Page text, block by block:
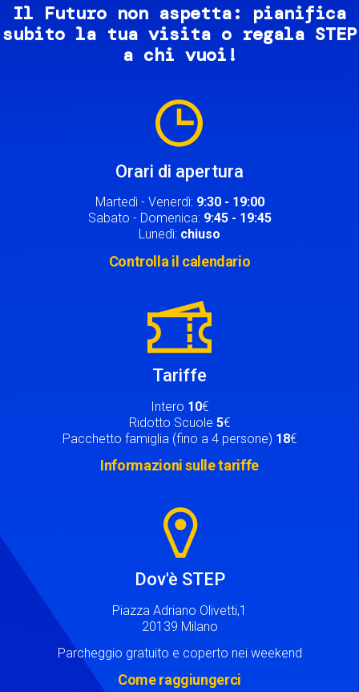
Il Futuro non aspetta: pianifica
subito la tua visita o regala STEP
a chi vuoi!
Orari di apertura
Martedì - Venerdì: 9:30 - 19:00
Sabato - Domenica: 9:45 - 19:45
Lunedì: chiuso
Controlla il calendario
Tariffe
Intero 10€
Ridotto Scuole 5€
Pacchetto famiglia (fino a 4 persone) 18€
Informazioni sulle tariffe
Dov'è STEP
Piazza Adriano Olivetti,1
20139 Milano
Parcheggio gratuito e coperto nei weekend
Come raggiungerci